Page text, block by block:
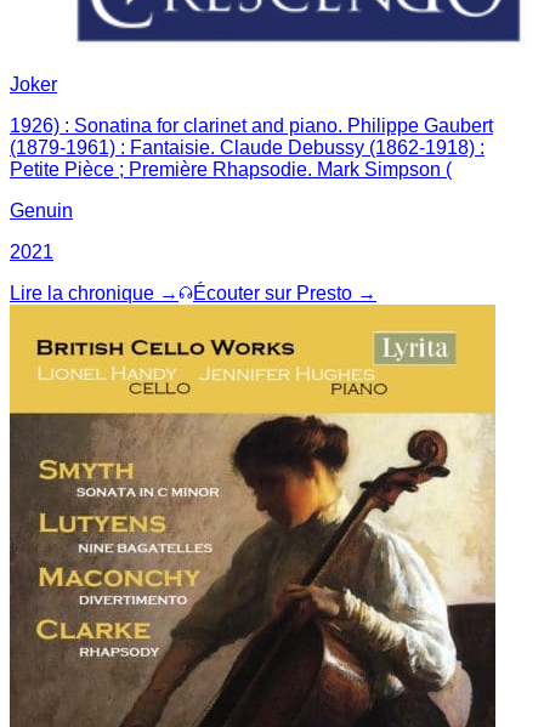
Joker
1926) : Sonatina for clarinet and piano. Philippe Gaubert
(1879-1961) : Fantaisie. Claude Debussy (1862-1918) :
Petite Pièce ; Première Rhapsodie. Mark Simpson (
Genuin
2021
Lire la chronique →
Écouter sur Presto →